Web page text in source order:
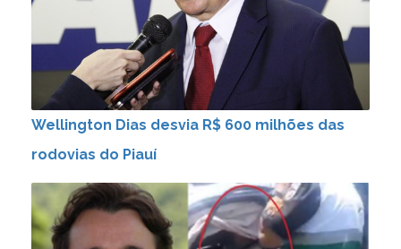
Wellington Dias desvia R$ 600 milhões das
rodovias do Piauí